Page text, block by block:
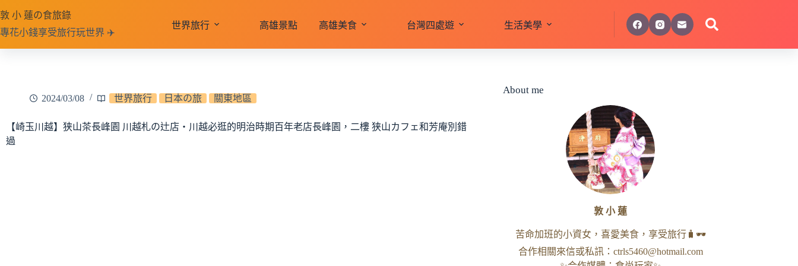
至
主
要
敦 小 蓮の食旅錄
專花小錢享受旅行玩世界 ✈️
世界旅行 高雄景點 高雄美食 台灣四處遊 生活美學
2024/03/08 世界旅行 日本の旅 關東地區
【崎玉川越】狭山茶長峰園 川越札の辻店‧川越必逛的明治時期百年老店長峰園，二樓 狭山カフェ和芳庵別錯
過
About me
敦 小 蓮
苦命加班的小資女，喜愛美食，享受旅行🧳🕶
合作相關來信或私訊： ctrls5460@hotmail.com